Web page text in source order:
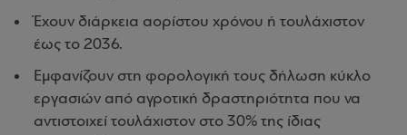
Έχουν διάρκεια αορίστου χρόνου ή τουλάχιστον
έως το 2036.
Εμφανίζουν στη φορολογική τους δήλωση κύκλο
εργασιών από αγροτική δραστηριότητα που να
αντιστοιχεί τουλάχιστον στο 30% της ίδιας